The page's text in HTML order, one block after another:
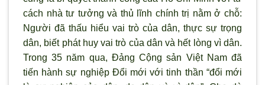
cách nhà tư tưởng và thủ lĩnh chính trị nằm ở chỗ:
Người đã thấu hiểu vai trò của dân, thực sự trọng
dân, biết phát huy vai trò của dân và hết lòng vì dân.
Trong 35 năm qua, Đảng Cộng sản Việt Nam đã
tiến hành sự nghiệp Đổi mới với tinh thần “đổi mới